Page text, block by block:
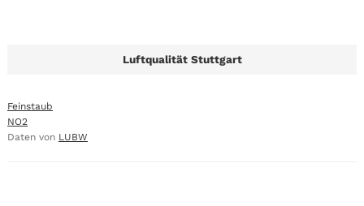
Luftqualität Stuttgart
Feinstaub
NO2
Daten von LUBW